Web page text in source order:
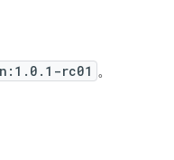
rc01 。